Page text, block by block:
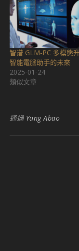
智谱 GLM-PC 多模態
智能電腦助手的未來
2025-01-24
類似文章
通過 Yang Abao